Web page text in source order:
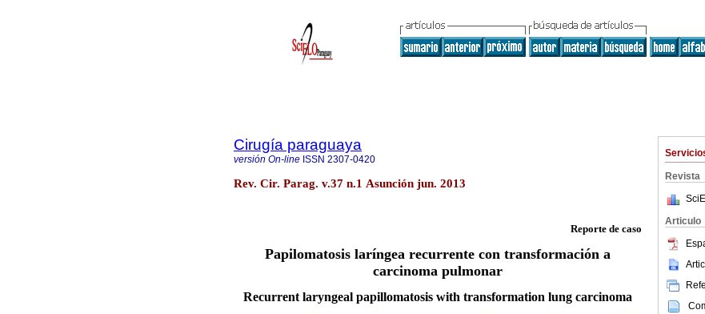
Revista
Articulo
Cirugía paraguaya
versión On-line ISSN 2307-0420
Rev. Cir. Parag. v.37 n.1 Asunción jun. 2013
Reporte de caso
Papilomatosis laríngea recurrente con transformación a
carcinoma pulmonar
Recurrent laryngeal papillomatosis with transformation lung carcinoma